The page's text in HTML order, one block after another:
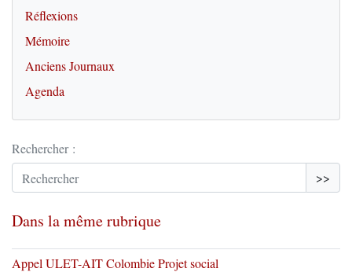
Réflexions
Mémoire
Anciens Journaux
Agenda
Rechercher :
>>
Dans la même rubrique
Appel ULET-AIT Colombie Projet social